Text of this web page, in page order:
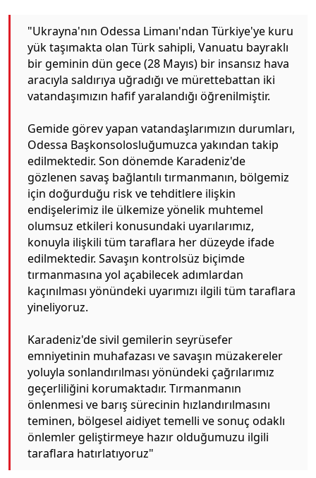
"Ukrayna'nın Odessa Limanı'ndan Türkiye'ye kuru
yük taşımakta olan Türk sahipli, Vanuatu bayraklı
bir geminin dün gece (28 Mayıs) bir insansız hava
aracıyla saldırıya uğradığı ve mürettebattan iki
vatandaşımızın hafif yaralandığı öğrenilmiştir.
Gemide görev yapan vatandaşlarımızın durumları,
Odessa Başkonsolosluğumuzca yakından takip
edilmektedir. Son dönemde Karadeniz'de
gözlenen savaş bağlantılı tırmanmanın, bölgemiz
için doğurduğu risk ve tehditlere ilişkin
endişelerimiz ile ülkemize yönelik muhtemel
olumsuz etkileri konusundaki uyarılarımız,
konuyla ilişkili tüm taraflara her düzeyde ifade
edilmektedir. Savaşın kontrolsüz biçimde
tırmanmasına yol açabilecek adımlardan
kaçınılması yönündeki uyarımızı ilgili tüm taraflara
yineliyoruz.
Karadeniz'de sivil gemilerin seyrüsefer
emniyetinin muhafazası ve savaşın müzakereler
yoluyla sonlandırılması yönündeki çağrılarımız
geçerliliğini korumaktadır. Tırmanmanın
önlenmesi ve barış sürecinin hızlandırılmasını
teminen, bölgesel aidiyet temelli ve sonuç odaklı
önlemler geliştirmeye hazır olduğumuzu ilgili
taraflara hatırlatıyoruz"